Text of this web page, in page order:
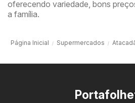
oferecendo variedade, bons
a família.
Página Inicial Supermercados